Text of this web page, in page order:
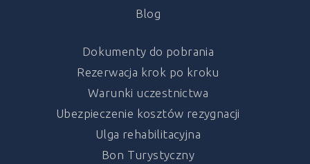
Blog
Dokumenty do pobrania
Rezerwacja krok po kroku
Warunki uczestnictwa
Ubezpieczenie kosztów rezygnacji
Ulga rehabilitacyjna
Bon Turystyczny